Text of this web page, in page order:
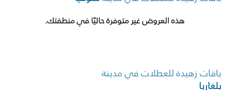
هذه العروض غير متوفرة حاليًا في منطقتك.
باقات زهيدة للعطلات في مدينة
بلغاريا